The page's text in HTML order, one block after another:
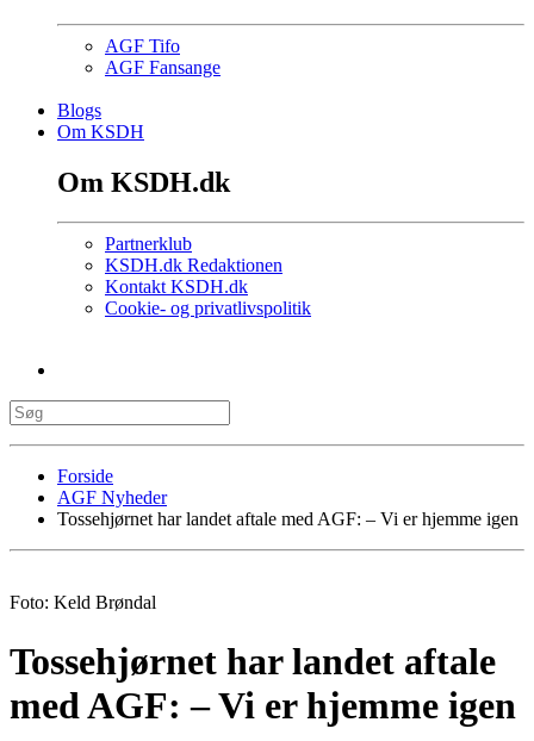
AGF Tifo
AGF Fansange
Blogs
Om KSDH
Om KSDH.dk
Partnerklub
KSDH.dk Redaktionen
Kontakt KSDH.dk
Cookie- og privatlivspolitik
Forside
AGF Nyheder
Tossehjørnet har landet aftale med AGF: – Vi er hjemme igen
Foto: Keld Brøndal
Tossehjørnet har landet aftale
med AGF: – Vi er hjemme igen